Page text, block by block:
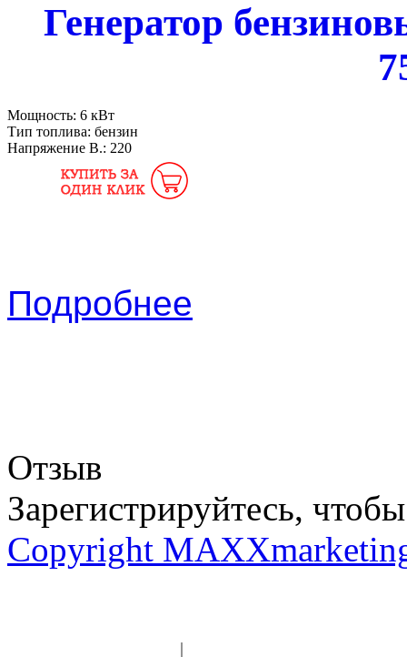
Генератор
Мощность: 6 кВт
Тип топлива: бензин
Напряжение В.: 220
Подробнее
Отзыв
Зарегистрируйтесь,
Copyright